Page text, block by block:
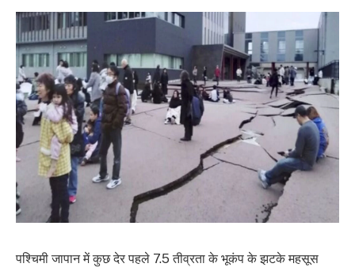
पश्चिमी जापान में कुछ देर पहले 7.5 तीव्रता के भूकंप के झटके महसूस